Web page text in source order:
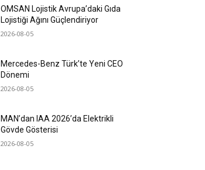
OMSAN Lojistik Avrupa’daki Gıda
Lojistiği Ağını Güçlendiriyor
2026-08-05
Mercedes-Benz Türk’te Yeni CEO
Dönemi
2026-08-05
MAN’dan IAA 2026’da Elektrikli
Gövde Gösterisi
2026-08-05